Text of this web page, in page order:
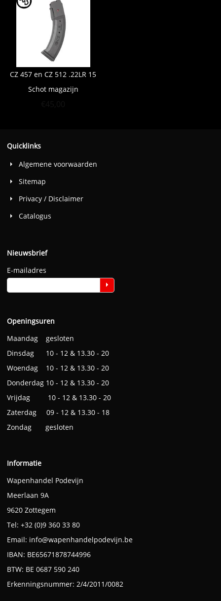
CZ 457 en CZ 512 .22LR 15
Schot magazijn
Quicklinks
Algemene voorwaarden
Sitemap
Privacy / Disclaimer
Catalogus
Nieuwsbrief
E-mailadres
Openingsuren
Maandag gesloten
Dinsdag 10 - 12 & 13.30 - 20
Woendag 10 - 12 & 13.30 - 20
Donderdag 10 - 12 & 13.30 - 20
Vrijdag 10 - 12 & 13.30 - 20
Zaterdag 09 - 12 & 13.30 - 18
Zondag gesloten
Informatie
Wapenhandel Podevijn
Meerlaan 9A
9620 Zottegem
Tel: +32 (0)9 360 33 80
Email: info@wapenhandelpodevijn.be
IBAN: BE65671878744996
BTW: BE 0687 590 240
Erkenningsnummer: 2/4/2011/0082